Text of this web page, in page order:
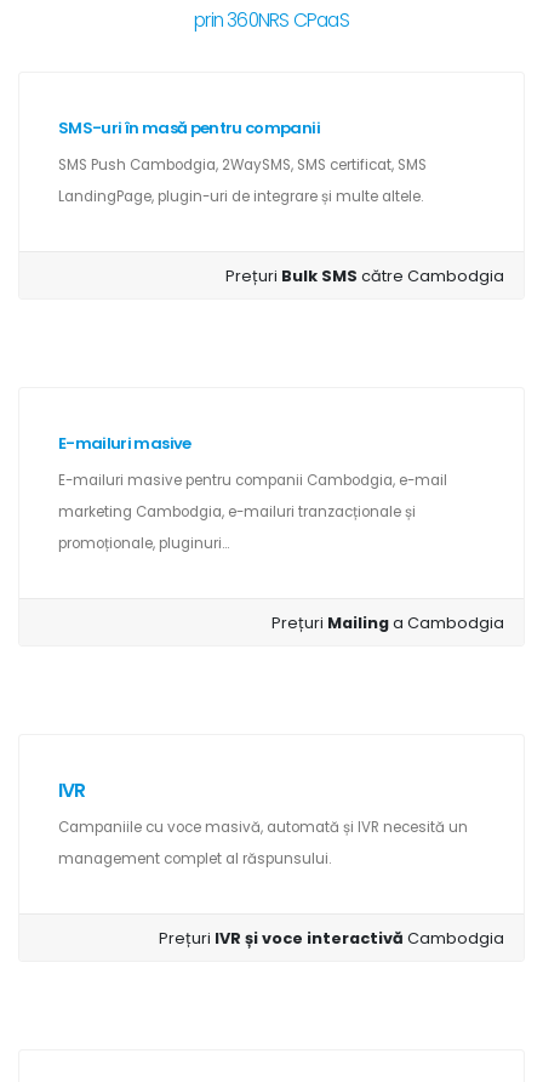
prin 360NRS CPaaS
SMS-uri în masă pentru companii
SMS Push Cambodgia, 2WaySMS, SMS certificat, SMS
LandingPage, plugin-uri de integrare și multe altele.
Prețuri Bulk SMScătre Cambodgia
E-mailuri masive
E-mailuri masive pentru companii Cambodgia, e-mail
marketing Cambodgia, e-mailuri tranzacționale și
promoționale, pluginuri...
Prețuri Mailinga Cambodgia
IVR
Campaniile cu voce masivă, automată și IVR necesită un
management complet al răspunsului.
Prețuri IVR și voce interactivăCambodgia